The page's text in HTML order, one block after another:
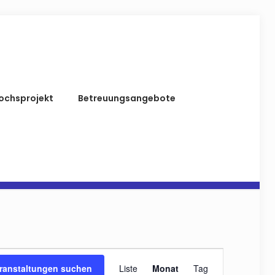
Betreuungsangebote
suchen Liste Monat Tag